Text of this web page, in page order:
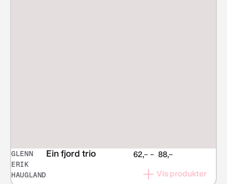
GLENN
ERIK
HAUGLAND
Ein fjord trio 62,– – 88,–Prisområde:
til
Vis produkter